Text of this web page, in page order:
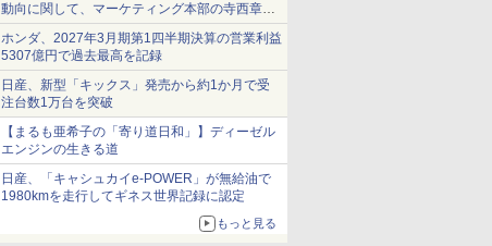
動向に関して、マーケティング本部の寺西章氏
が解説
ホンダ、2027年3月期第1四半期決算の営業利益
5307億円で過去最高を記録
日産、新型「キックス」発売から約1か月で受
注台数1万台を突破
【まるも亜希子の「寄り道日和」】ディーゼル
エンジンの生きる道
日産、「キャシュカイe-POWER」が無給油で
1980kmを走行してギネス世界記録に認定
もっと見る